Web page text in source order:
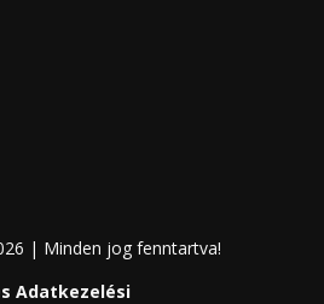
| Minden jog fenntartva!
Adatkezelési